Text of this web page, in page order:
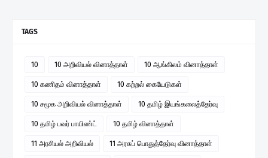
TAGS
10 10 அறிவியல் வினாத்தாள் 10 ஆங்கிலம் வினாத்தாள்
10 கணிதம் வினாத்தாள் 10 கற்றல் கையேடுகள்
10 சமூக அறிவியல் வினாத்தாள் 10 தமிழ் இயங்கலைத்தேர்வு
10 தமிழ் பவர் பாயிண்ட் 10 தமிழ் வினாத்தாள்
11 அரசியல் அறிவியல் 11 அரசுப் பொதுத்தேர்வு வினாத்தாள்